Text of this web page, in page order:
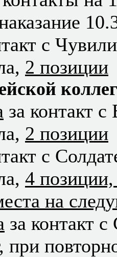
с
2 позиции
за контакт
2 позиции
с
4
на
за контакт
при